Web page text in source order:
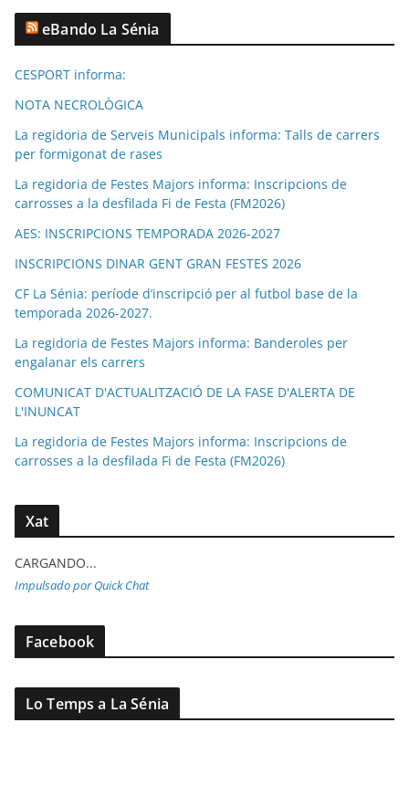
eBando La Sénia
CESPORT informa:
NOTA NECROLÒGICA
La regidoria de Serveis Municipals informa: Talls de carrers
per formigonat de rases
La regidoria de Festes Majors informa: Inscripcions de
carrosses a la desfilada Fi de Festa (FM2026)
AES: INSCRIPCIONS TEMPORADA 2026-2027
INSCRIPCIONS DINAR GENT GRAN FESTES 2026
CF La Sénia: període d’inscripció per al futbol base de la
temporada 2026-2027.
La regidoria de Festes Majors informa: Banderoles per
engalanar els carrers
COMUNICAT D'ACTUALITZACIÓ DE LA FASE D'ALERTA DE
L'INUNCAT
La regidoria de Festes Majors informa: Inscripcions de
carrosses a la desfilada Fi de Festa (FM2026)
Xat
CARGANDO...
Impulsado por Quick Chat
Facebook
Lo Temps a La Sénia